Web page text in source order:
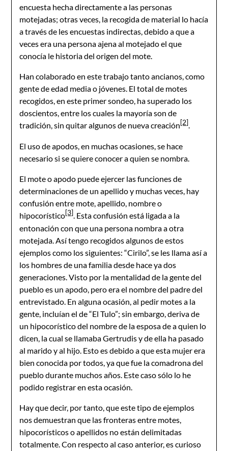
encuesta hecha directamente a las personas
motejadas; otras veces, la recogida de material lo hacía
a través de les encuestas indirectas, debido a que a
veces era una persona ajena al motejado el que
conocía le historia del origen del mote.
Han colaborado en este trabajo tanto ancianos, como
gente de edad media o jóvenes. El total de motes
recogidos, en este primer sondeo, ha superado los
doscientos, entre los cuales la mayoría son de
tradición, sin quitar algunos de nueva creación[2].
El uso de apodos, en muchas ocasiones, se hace
necesario si se quiere conocer a quien se nombra.
El mote o apodo puede ejercer las funciones de
determinaciones de un apellido y muchas veces, hay
confusión entre mote, apellido, nombre o
hipocorístico[3]. Esta confusión está ligada a la
entonación con que una persona nombra a otra
motejada. Así tengo recogidos algunos de estos
ejemplos como los siguientes: “Cirilo”, se les llama así a
los hombres de una familia desde hace ya dos
generaciones. Visto por la mentalidad de la gente del
pueblo es un apodo, pero era el nombre del padre del
entrevistado. En alguna ocasión, al pedir motes a la
gente, incluían el de “El Tulo”; sin embargo, deriva de
un hipocorístico del nombre de la esposa de a quien lo
dicen, la cual se llamaba Gertrudis y de ella ha pasado
al marido y al hijo. Esto es debido a que esta mujer era
bien conocida por todos, ya que fue la comadrona del
pueblo durante muchos años. Este caso sólo lo he
podido registrar en esta ocasión.
Hay que decir, por tanto, que este tipo de ejemplos
nos demuestran que las fronteras entre motes,
hipocorísticos o apellidos no están delimitadas
totalmente. Con respecto al caso anterior, es curioso